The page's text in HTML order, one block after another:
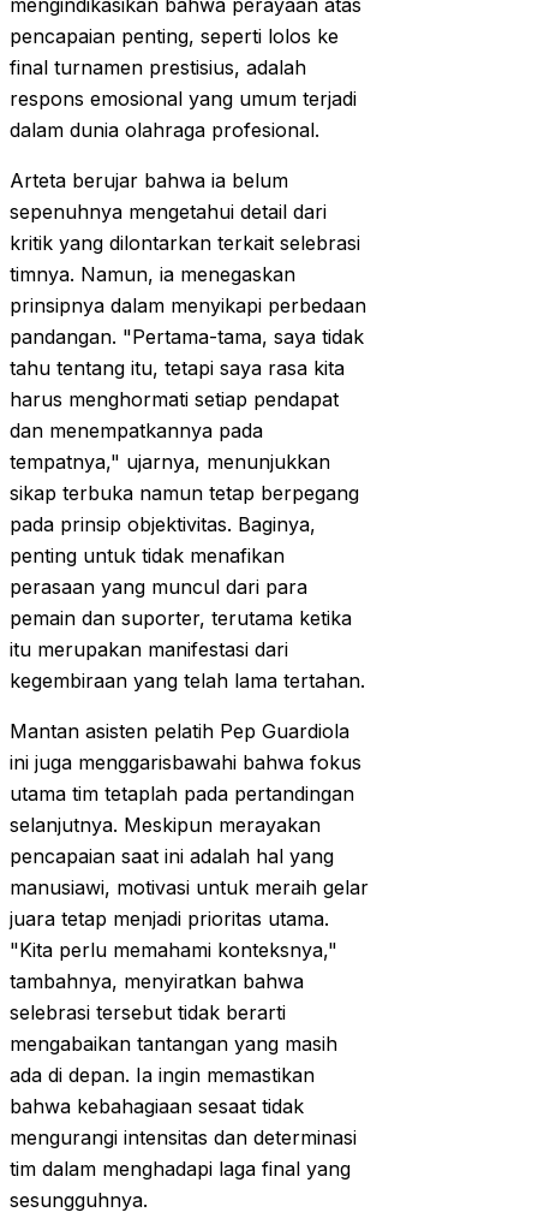
mengindikasikan bahwa perayaan atas
pencapaian penting, seperti lolos ke
final turnamen prestisius, adalah
respons emosional yang umum terjadi
dalam dunia olahraga profesional.
Arteta berujar bahwa ia belum
sepenuhnya mengetahui detail dari
kritik yang dilontarkan terkait selebrasi
timnya. Namun, ia menegaskan
prinsipnya dalam menyikapi perbedaan
pandangan. "Pertama-tama, saya tidak
tahu tentang itu, tetapi saya rasa kita
harus menghormati setiap pendapat
dan menempatkannya pada
tempatnya," ujarnya, menunjukkan
sikap terbuka namun tetap berpegang
pada prinsip objektivitas. Baginya,
penting untuk tidak menafikan
perasaan yang muncul dari para
pemain dan suporter, terutama ketika
itu merupakan manifestasi dari
kegembiraan yang telah lama tertahan.
Mantan asisten pelatih Pep Guardiola
ini juga menggarisbawahi bahwa fokus
utama tim tetaplah pada pertandingan
selanjutnya. Meskipun merayakan
pencapaian saat ini adalah hal yang
manusiawi, motivasi untuk meraih gelar
juara tetap menjadi prioritas utama.
"Kita perlu memahami konteksnya,"
tambahnya, menyiratkan bahwa
selebrasi tersebut tidak berarti
mengabaikan tantangan yang masih
ada di depan. Ia ingin memastikan
bahwa kebahagiaan sesaat tidak
mengurangi intensitas dan determinasi
tim dalam menghadapi laga final yang
sesungguhnya.